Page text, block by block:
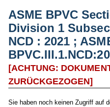
ASME BPVC
Division 1
NCD : 2021 ;
[ACHTUNG:
ZURÜCKGEZOGEN]
Sie haben noch keinen Zugriff auf